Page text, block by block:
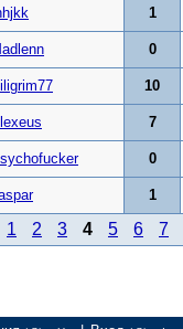
1
0
10
7
0
1
1 2 3 4 5 6 7